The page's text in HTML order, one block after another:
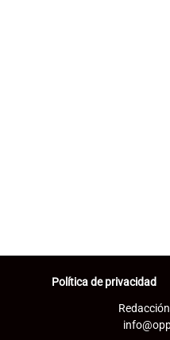
Política de privacidad